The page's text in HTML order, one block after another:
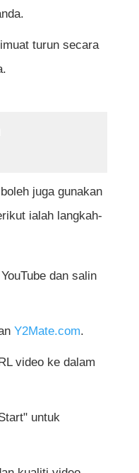
turun secara
juga gunakan
ialah langkah-
dan salin
Y2Mate.com.
video ke dalam
untuk